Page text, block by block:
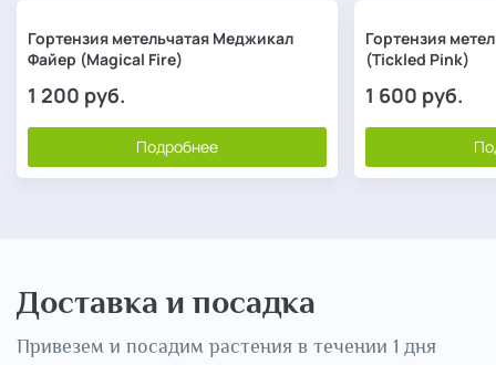
Гортензия метельчатая Меджикал
Файер (Magical Fire)
1 200 руб.
Подробнее
Гортензия
(Tickled Pink)
1 600 руб.
Доставка и посадка
Привезем и посадим растения в течении 1 дня